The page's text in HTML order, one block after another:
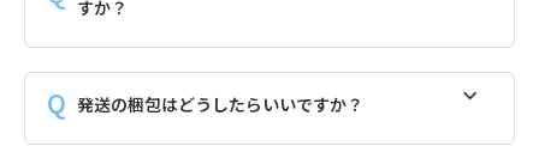
すか？
発送の梱包はどうしたらいいですか？